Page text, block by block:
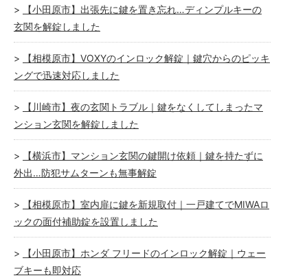
【小田原市】出張先に鍵を置き忘れ…ディンプルキーの
玄関を解錠しました
【相模原市】VOXYのインロック解錠｜鍵穴からのピッキ
ングで迅速対応しました
【川崎市】夜の玄関トラブル｜鍵をなくしてしまったマ
ンション玄関を解錠しました
【横浜市】マンション玄関の鍵開け依頼｜鍵を持たずに
外出…防犯サムターンも無事解錠
【相模原市】室内扉に鍵を新規取付｜一戸建てでMIWAロ
ックの面付補助錠を設置しました
【小田原市】ホンダ フリードのインロック解錠｜ウェー
ブキーも即対応